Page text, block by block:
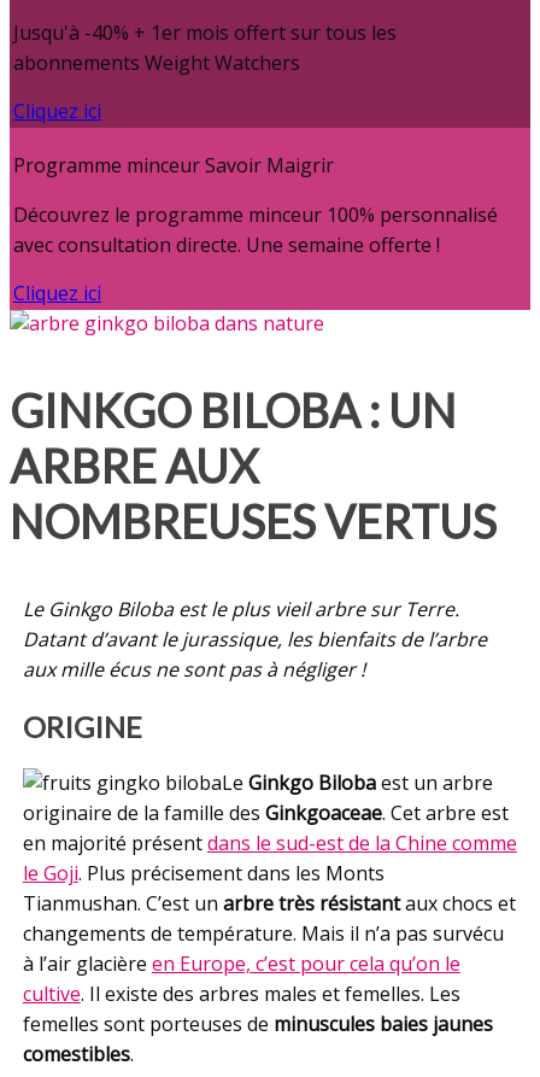
Jusqu'à -40% + 1er mois offert sur tous les
abonnements Weight Watchers
Cliquez ici
Programme minceur Savoir Maigrir
Découvrez le programme minceur 100% personnalisé
avec consultation directe. Une semaine offerte !
Cliquez ici
GINKGO BILOBA : UN
ARBRE AUX
NOMBREUSES VERTUS
Le Ginkgo Biloba est le plus vieil arbre sur Terre.
Datant d’avant le jurassique, les bienfaits de l’arbre
aux mille écus ne sont pas à négliger !
ORIGINE
Le Ginkgo Bilobaest un arbre
originaire de la famille des Ginkgoaceae. Cet arbre est
en majorité présentdans le sud-est de la Chine comme
le Goji. Plus précisement dans les Monts
Tianmushan. C’est un arbre très résistantaux chocs et
changements de température. Mais il n’a pas survécu
à l’air glacière en Europe, c’est pour cela qu’on le
cultive. Il existe des arbres males et femelles. Les
femelles sont porteuses de minuscules baies jaunes
comestibles.